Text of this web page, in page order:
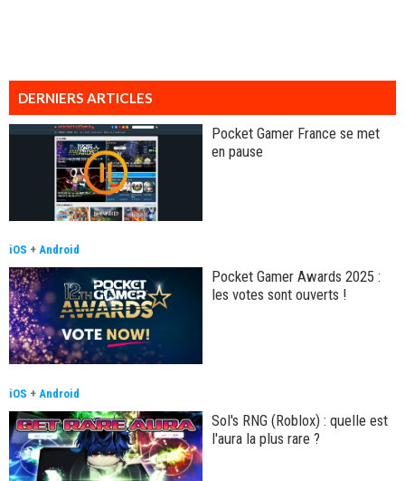
DERNIERS ARTICLES
Pocket Gamer France se met
en pause
iOS + Android
Pocket Gamer Awards 2025 :
les votes sont ouverts !
iOS + Android
Sol's RNG (Roblox) : quelle est
l'aura la plus rare ?